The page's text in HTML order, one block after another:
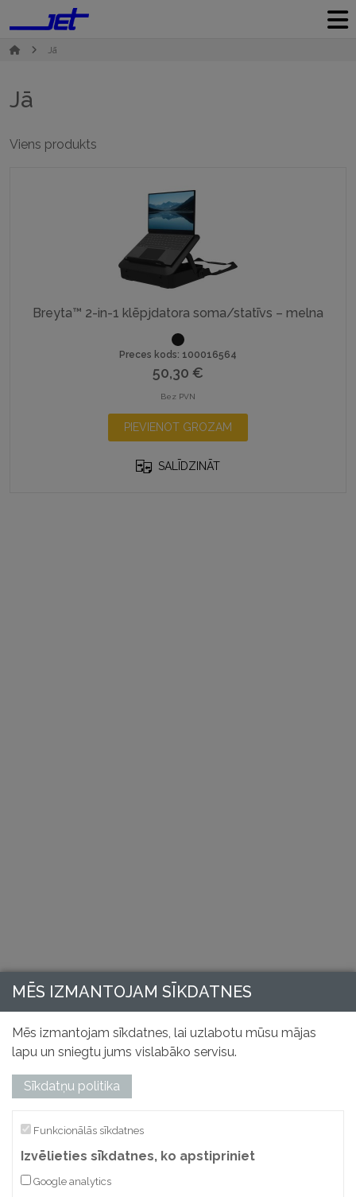
Jā
Jā
Viens produkts
Breyta™ 2-in-1 klēpjdatora soma/statīvs – melna
Preces kods: 100016564
50,30 €
Bez PVN
PIEVIENOT GROZAM
SALĪDZINĀT
MĒS IZMANTOJAM SĪKDATNES
Mēs izmantojam sīkdatnes, lai uzlabotu mūsu mājas
lapu un sniegtu jums vislabāko servisu.
Sīkdatņu politika
Funkcionālās sīkdatnes
Izvēlieties sīkdatnes, ko apstipriniet
Google analytics